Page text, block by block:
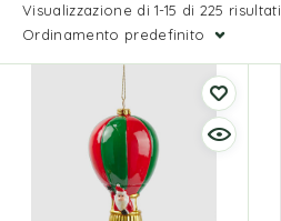
Visualizzazione di 1-15 di 225 risultati
Ordinamento predefinito